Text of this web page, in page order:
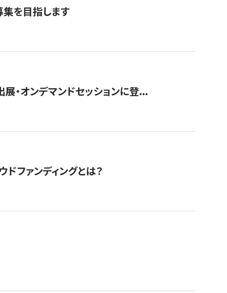
集を目指します
展・オンデマンドセッションに登...
ファンディングとは？